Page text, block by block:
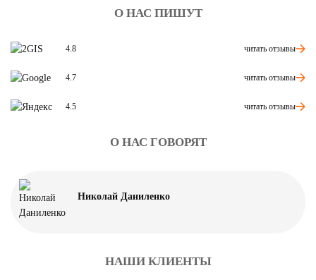
О НАС ПИШУТ
4.8 читать отзывы
4.7 читать отзывы
4.5 читать отзывы
О НАС ГОВОРЯТ
Николай Даниленко
НАШИ КЛИЕНТЫ